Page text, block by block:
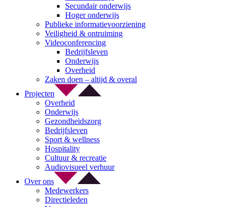
Secundair onderwijs
Hoger onderwijs
Publieke informatievoorziening
Veiligheid & ontruiming
Videoconferencing
Bedrijfsleven
Onderwijs
Overheid
Zaken doen – altijd & overal
Projecten
Overheid
Onderwijs
Gezondheidszorg
Bedrijfsleven
Sport & wellness
Hospitality
Cultuur & recreatie
Audiovisueel verhuur
Over ons
Medewerkers
Directieleden